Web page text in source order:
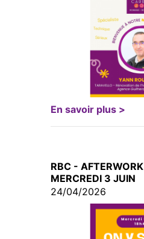
En savoir plus >
RBC -
MERCREDI 3 JUIN
24/04/2026